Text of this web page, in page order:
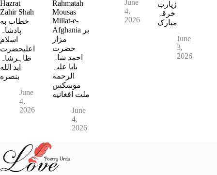
Hazrat
Zahir Shah
خطاب به
پادشاہ
اسلام
اعلیحضرت
ظاہرشاہ
ابد الله
بنصره
June
4,
2026
Rahmatah
Mousas
Millat-e-
Afghania بر
مزار
حضرت
احمد شاہ
بابا علیہ
الرحمة
موسکس
ملت افغانیه
June
4,
2026
June
4,
2026
زیارتِ
خرقہ
June
3,
2026